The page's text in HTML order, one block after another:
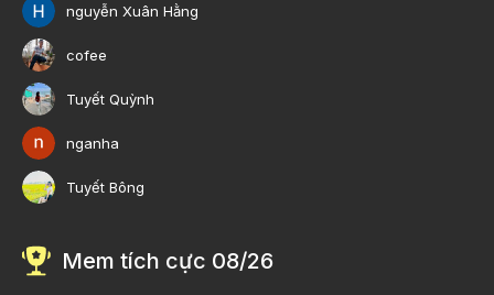
nguyễn Xuân Hằng
cofee
Tuyết Quỳnh
nganha
Tuyết Bông
Mem tích cực 08/26